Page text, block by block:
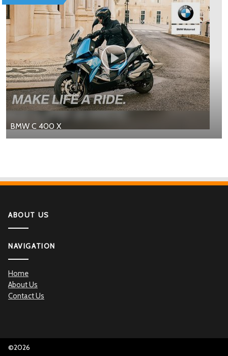
BMW C 400 X
ABOUT US
NAVIGATION
Home
About Us
Contact Us
©2026